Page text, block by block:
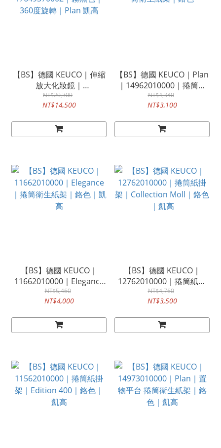
【BS】德國 KEUCO｜伸縮
放大化妝鏡｜
17649370002｜霧黑色｜
360度旋轉｜Plan 凱高
NT$20,300
NT$14,500
【BS】德國 KEUCO｜Plan
｜14962010000｜捲筒衛
生紙架｜鉻色
NT$4,340
NT$3,100
【BS】德國 KEUCO｜
11662010000｜Elegance
｜捲筒衛生紙架｜鉻色｜凱
高
NT$5,460
NT$4,000
【BS】德國 KEUCO｜
12762010000｜捲筒紙掛
架｜Collection Moll｜鉻色
｜凱高
NT$4,760
NT$3,500